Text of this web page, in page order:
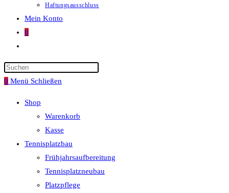
Haftungsausschluss
Mein Konto
0
umschalten
0 Menü Schließen
Shop
Warenkorb
Kasse
Tennisplatzbau
Frühjahrsaufbereitung
Tennisplatzneubau
Platzpflege